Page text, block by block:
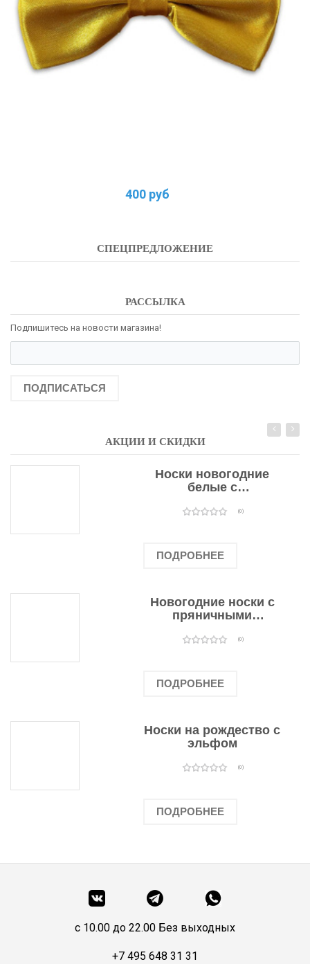
400 руб
СПЕЦПРЕДЛОЖЕНИЕ
РАССЫЛКА
Подпишитесь на новости магазина!
ПОДПИСАТЬСЯ
АКЦИИ И СКИДКИ
Носки новогодние
белые с
оленями(0)
ПОДРОБНЕЕ
Новогодние носки с
пряничными
(0)
ПОДРОБНЕЕ
Носки на рождество с
эльфом
(0)
ПОДРОБНЕЕ
c 10.00 до 22.00 Без выходных
+7 495 648 31 31